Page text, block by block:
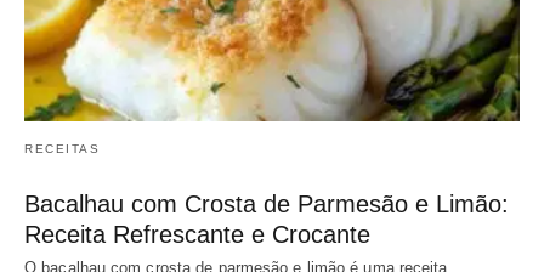
RECEITAS
Bacalhau com Crosta de Parmesão e Limão:
Receita Refrescante e Crocante
O bacalhau com crosta de parmesão e limão é uma receita